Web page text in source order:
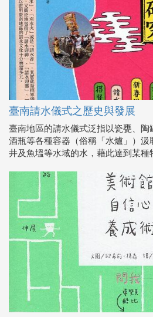
臺南請水儀式之歷史與發展
臺南地區的請水儀式泛指以瓷甕、陶
酒瓶等各種容器（俗稱「水爐」）汲
井及魚塭等水域的水，藉此達到某種